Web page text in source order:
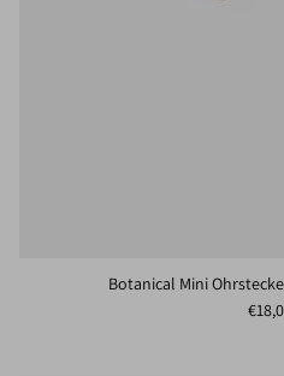
Botanical Mini